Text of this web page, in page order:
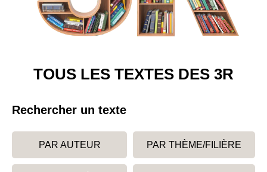
TOUS LES TEXTES DES 3R
Rechercher un texte
PAR AUTEUR PAR THÈME/FILIÈRE